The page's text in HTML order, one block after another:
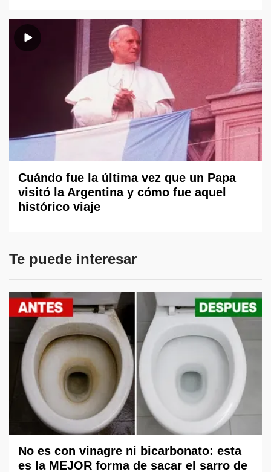
Cuándo fue la última vez que un Papa
visitó la Argentina y cómo fue aquel
histórico viaje
Te puede interesar
No es con vinagre ni bicarbonato: esta
es la MEJOR forma de sacar el sarro de